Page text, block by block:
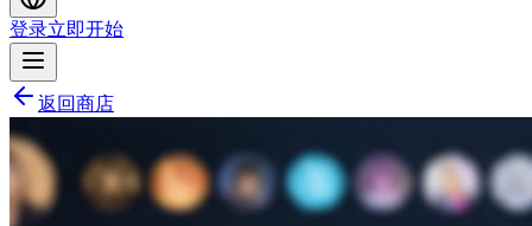
登录立即开始
返回商店